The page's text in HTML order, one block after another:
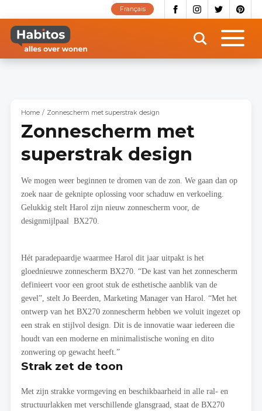
naar
inhoud
gaan
Français
Home Zonnescherm met superstrak design
Zonnescherm met
superstrak design
We mogen weer beginnen te dromen van de zon. We gaan dan op
zoek naar de geknipte oplossing voor schaduw en verkoeling.
Gelukkig stelt Harol zijn nieuw zonnescherm voor, de
designmijlpaal BX270.
Hét paradepaardje waarmee Harol dit jaar uitpakt is het
gloednieuwe zonnescherm BX270. “De kast van het zonnescherm
definieert voor een groot stuk de esthetische aanblik van de
gevel”, stelt Jo Beerden, Marketing Manager van Harol. “Met het
ontwerp van het BX270 zonnescherm hebben we voluit ingezet op
een strak en stijlvol design. Dit is de innovatie waar iedereen die
houdt van een moderne en minimalistische woning en dito
zonwering op gewacht heeft.”
Strak zet de toon
Met zijn strakke vormgeving en beschikbaarheid in alle ral- en
structuurlakken met verschillende glansgraad, staat de BX270